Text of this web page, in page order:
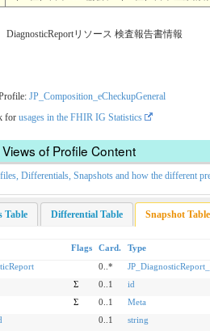
リソース 検査報告書情報
JP_Composition_eCheckupGeneral
for usages in the FHIR IG Statistics
of Profile Content
Differentials, Snapshots and how the different
Table Differential Table Snapshot Table
Flags Card. Type
0..*
Σ 0..1 id
Σ 0..1 Meta
0..1 string